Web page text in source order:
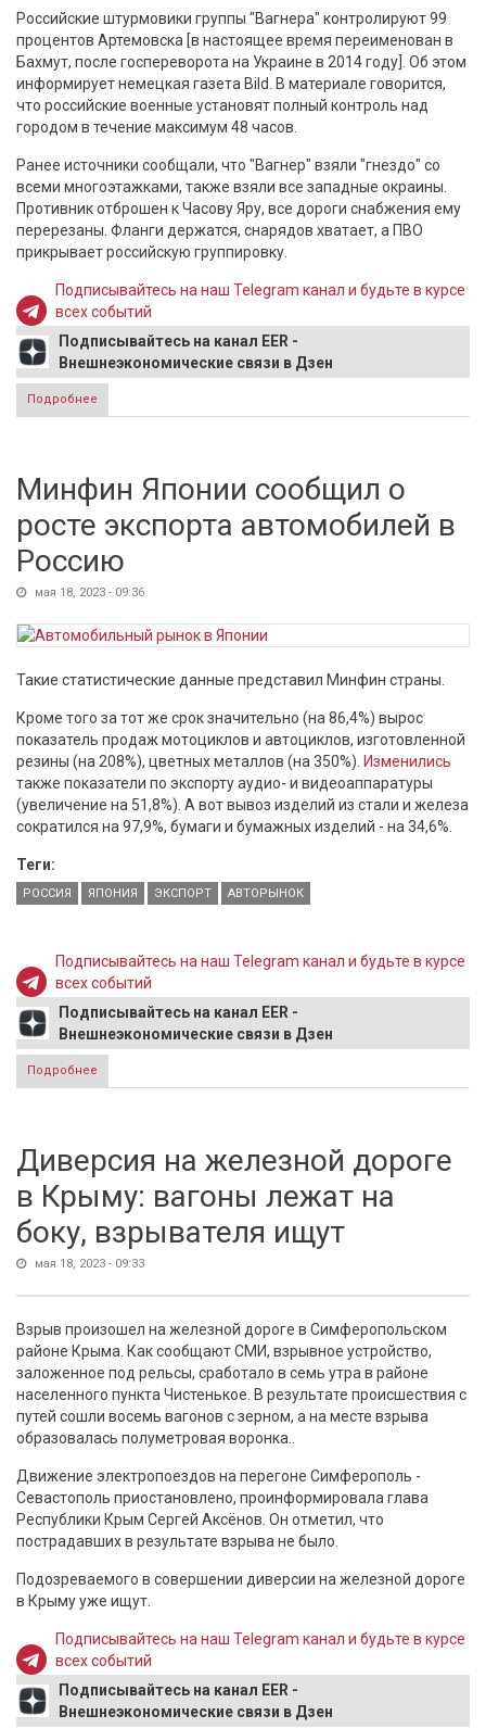
Российские штурмовики группы "Вагнера" контролируют 99
процентов Артемовска [в настоящее время переименован в
Бахмут, после госпереворота на Украине в 2014 году]. Об этом
информирует немецкая газета Bild. В материале говорится,
что российские военные установят полный контроль над
городом в течение максимум 48 часов.
Ранее источники сообщали, что "Вагнер" взяли "гнездо" со
всеми многоэтажками, также взяли все западные окраины.
Противник отброшен к Часову Яру, все дороги снабжения ему
перерезаны. Фланги держатся, снарядов хватает, а ПВО
прикрывает российскую группировку.
Подписывайтесь на наш Telegram канал и будьте в курсе
всех событий
Подписывайтесь на канал EER -
Внешнеэкономические связи в Дзен
Подробнее
"Вагнера" через 48 часов
Минфин Японии сообщил о
росте экспорта автомобилей в
Россию
мая 18, 2023 - 09:36
Такие статистические данные представил Минфин страны.
Кроме того за тот же срок значительно (на 86,4%) вырос
показатель продаж мотоциклов и автоциклов, изготовленной
резины (на 208%), цветных металлов (на 350%). Изменились
также показатели по экспорту аудио- и видеоаппаратуры
(увеличение на 51,8%). А вот вывоз изделий из стали и железа
сократился на 97,9%, бумаги и бумажных изделий - на 34,6%.
Теги:
РОССИЯ ЯПОНИЯ ЭКСПОРТ АВТОРЫНОК
Подписывайтесь на наш Telegram канал и будьте в курсе
всех событий
Подписывайтесь на канал EER -
Внешнеэкономические связи в Дзен
Подробнее
автомобилей в Россию
Диверсия на железной дороге
в Крыму: вагоны лежат на
боку, взрывателя ищут
мая 18, 2023 - 09:33
Взрыв произошел на железной дороге в Симферопольском
районе Крыма. Как сообщают СМИ, взрывное устройство,
заложенное под рельсы, сработало в семь утра в районе
населенного пункта Чистенькое. В результате происшествия с
путей сошли восемь вагонов с зерном, а на месте взрыва
образовалась полуметровая воронка..
Движение электропоездов на перегоне Симферополь -
Севастополь приостановлено, проинформировала глава
Республики Крым Сергей Аксёнов. Он отметил, что
пострадавших в результате взрыва не было.
Подозреваемого в совершении диверсии на железной дороге
в Крыму уже ищут.
Подписывайтесь на наш Telegram канал и будьте в курсе
всех событий
Подписывайтесь на канал EER -
Внешнеэкономические связи в Дзен